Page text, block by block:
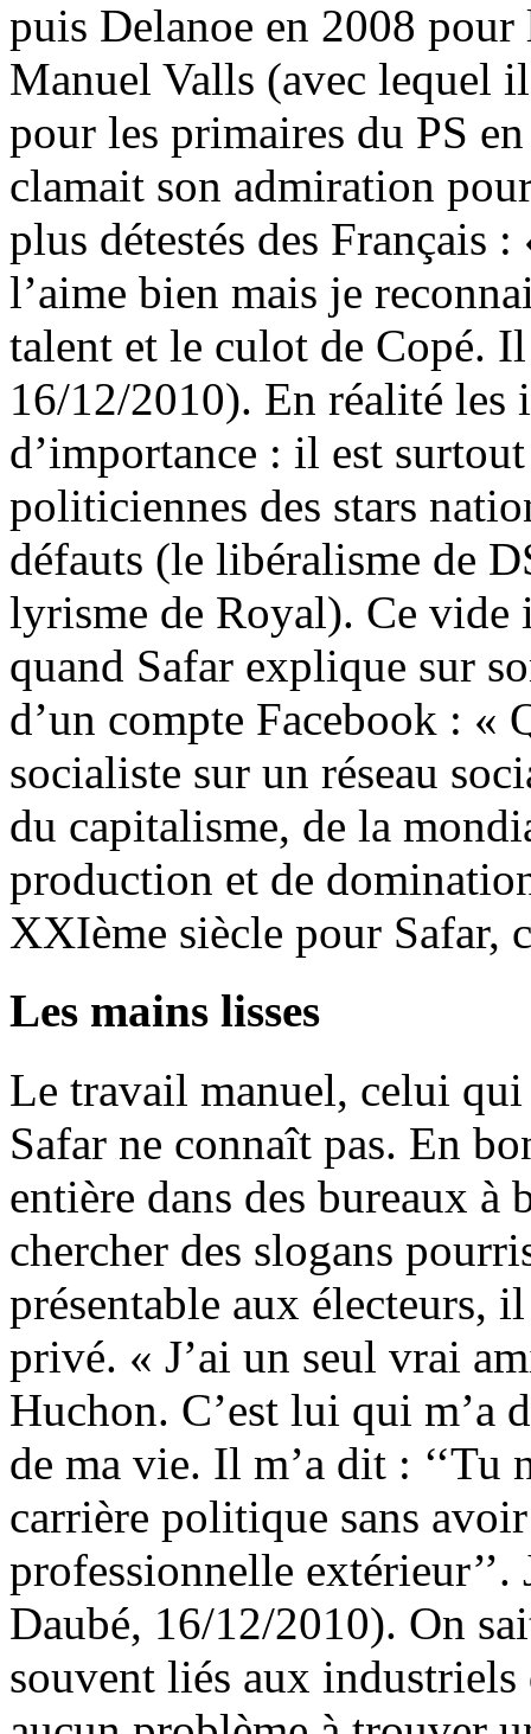
puis Delanoe en 2008
Manuel Valls (avec lequel
pour les primaires du PS
clamait son admiration
plus détestés des Français
l’aime bien mais je
talent et le culot de Copé.
16/12/2010). En réalité les
d’importance : il est
politiciennes des stars
défauts (le libéralisme de
lyrisme de Royal). Ce vide
quand Safar explique sur
d’un compte Facebook : «
socialiste sur un réseau
du capitalisme, de la
production et de
XXIème siècle pour Safar,
Les mains lisses
Le travail manuel, celui qui
Safar ne connaît pas. En
entière dans des bureaux à
chercher des slogans
présentable aux électeurs,
privé. « J’ai un seul vrai
Huchon. C’est lui qui m’a
de ma vie. Il m’a dit : ‘‘Tu
carrière politique sans
professionnelle
Daubé, 16/12/2010). On
souvent liés aux industriels